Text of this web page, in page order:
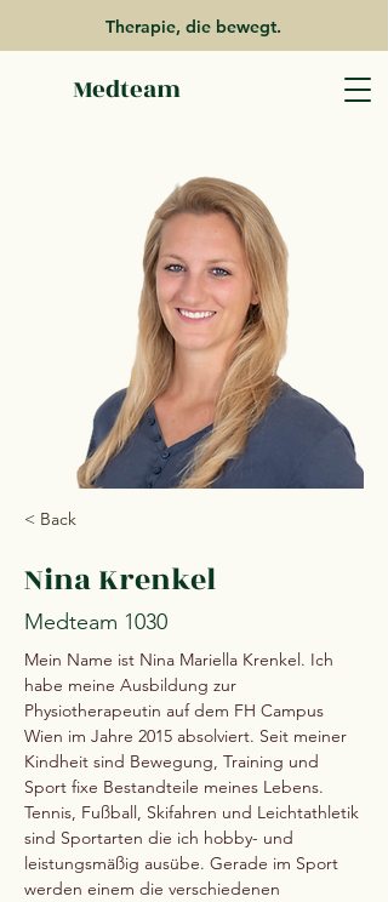
Therapie, die bewegt.
Medteam
< Back
Nina Krenkel
Medteam 1030
Mein Name ist Nina Mariella Krenkel. Ich
habe meine Ausbildung zur
Physiotherapeutin auf dem FH Campus
Wien im Jahre 2015 absolviert. Seit meiner
Kindheit sind Bewegung, Training und
Sport fixe Bestandteile meines Lebens.
Tennis, Fußball, Skifahren und Leichtathletik
sind Sportarten die ich hobby- und
leistungsmäßig ausübe. Gerade im Sport
werden einem die verschiedenen